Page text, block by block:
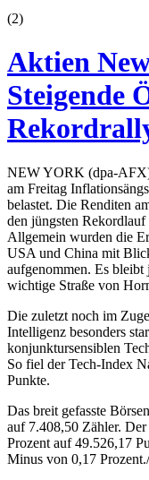
(2)
Aktien
Steigende
NEW YORK (dpa-AFX)
am Freitag
belastet. Die Renditen
den jüngsten Rekordlauf
Allgemein wurden die
USA und China mit
aufgenommen. Es bleibt
wichtige Straße von
Die zuletzt noch im
Intelligenz besonders
konjunktursensiblen
So fiel der Tech-Index
Punkte.
Das breit gefasste
auf 7.408,50 Zähler.
Prozent auf 49.526,17
Minus von 0,17